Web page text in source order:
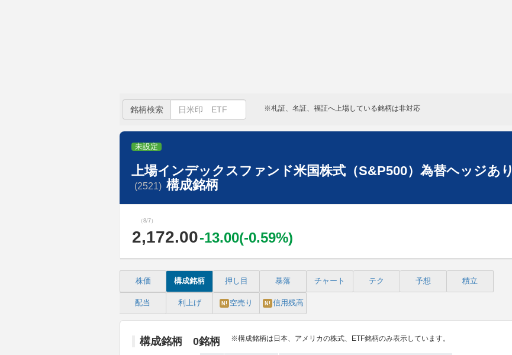
銘柄検索 ※札証、名証、福証へ上場している銘柄は非対応
未設定
上場インデックスファンド米国株式（S&P500）為替ヘッジあり
(2521) 構成銘柄
（8/7）
2,172.00-13.00(-0.59%)
株価 構成銘柄 押し目 暴落 チャート テク 予想 積立
配当 利上げ N! 空売り N! 信用残高
構成銘柄 0銘柄 ※構成銘柄は日本、アメリカの株式、ETF銘柄のみ表示しています。